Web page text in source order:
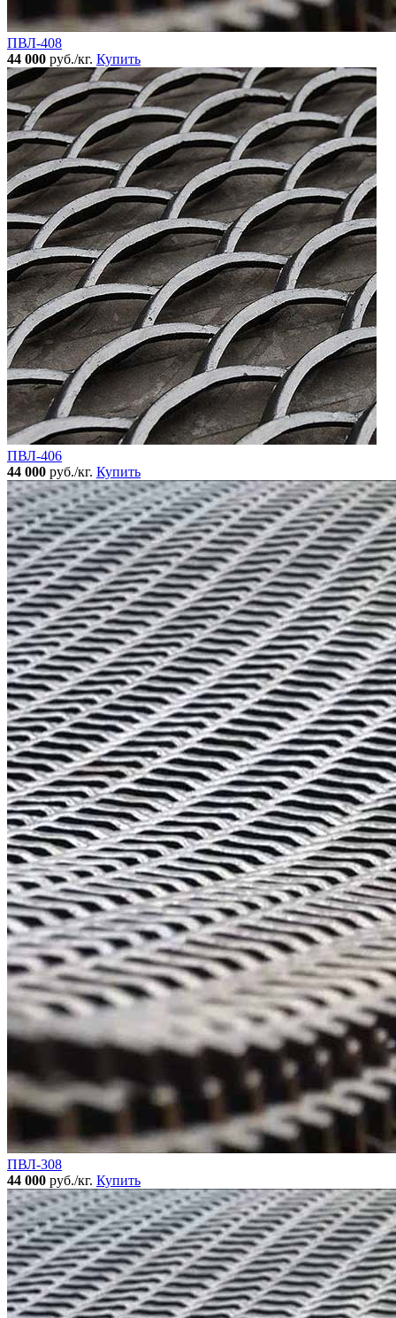
ПВЛ-408
44 000 руб./кг. Купить
ПВЛ-406
44 000 руб./кг. Купить
ПВЛ-308
44 000 руб./кг. Купить